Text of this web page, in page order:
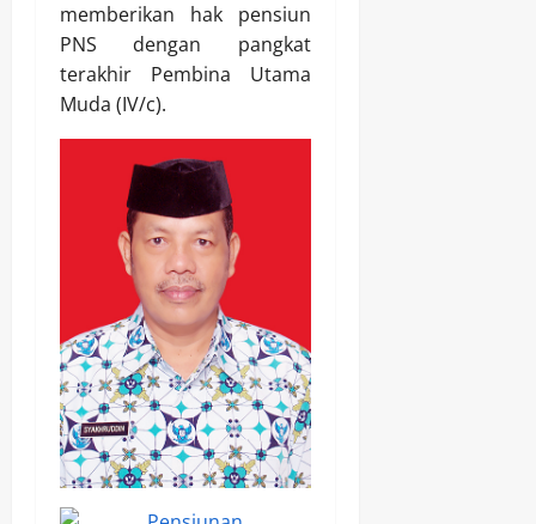
memberikan hak pensiun
PNS dengan pangkat
terakhir Pembina Utama
Muda (IV/c).